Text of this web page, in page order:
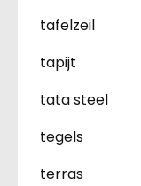
tafelzeil
tapijt
tata steel
tegels
terras